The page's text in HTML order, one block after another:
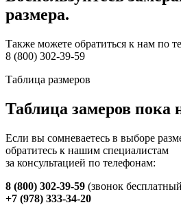
размера.
Также можете обратиться к нам по
8 (800) 302-39-59
Таблица размеров
Таблица замеров пока
Если вы сомневаетесь в выборе
обратитесь к нашим специалистам
за консультацией по телефонам:
8 (800) 302-39-59 (звонок
+7 (978) 333-34-20